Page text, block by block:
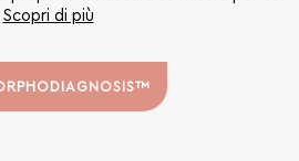
Scopri di più